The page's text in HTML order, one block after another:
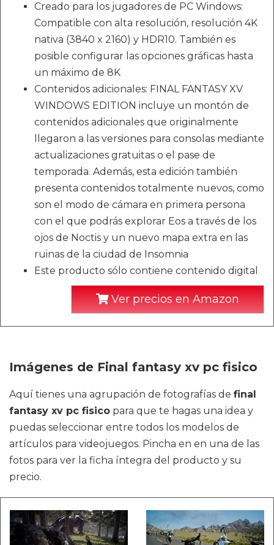
Creado para los jugadores de PC Windows:
Compatible con alta resolución, resolución 4K
nativa (3840 x 2160) y HDR10. También es
posible configurar las opciones gráficas hasta
un máximo de 8K
Contenidos adicionales: FINAL FANTASY XV
WINDOWS EDITION incluye un montón de
contenidos adicionales que originalmente
llegaron a las versiones para consolas mediante
actualizaciones gratuitas o el pase de
temporada. Además, esta edición también
presenta contenidos totalmente nuevos, como
son el modo de cámara en primera persona
con el que podrás explorar Eos a través de los
ojos de Noctis y un nuevo mapa extra en las
ruinas de la ciudad de Insomnia
Este producto sólo contiene contenido digital
Ver precios en Amazon
Imágenes de Final fantasy xv pc fisico
Aquí tienes una agrupación de fotografías de final
fantasy xv pc fisico para que te hagas una idea y
puedas seleccionar entre todos los modelos de
artículos para videojuegos. Pincha en en una de las
fotos para ver la ficha íntegra del producto y su
precio.